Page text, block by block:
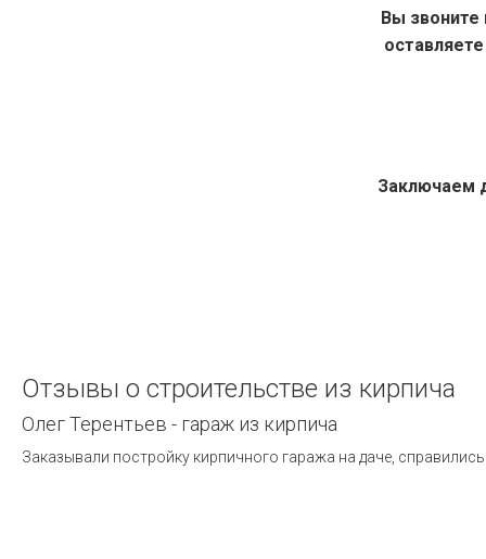
Вы звоните
Заключаем
Отзывы о строительстве из кирпича
Олег Терентьев - гараж из кирпича
Заказывали постройку кирпичного гаража на даче,